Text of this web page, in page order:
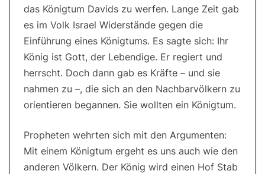
das Königtum Davids zu werfen. Lange Zeit gab
es im Volk Israel Widerstände gegen die
Einführung eines Königtums. Es sagte sich: Ihr
König ist Gott, der Lebendige. Er regiert und
herrscht. Doch dann gab es Kräfte – und sie
nahmen zu –, die sich an den Nachbarvölkern zu
orientieren begannen. Sie wollten ein Königtum.
Propheten wehrten sich mit den Argumenten:
Mit einem Königtum ergeht es uns auch wie den
anderen Völkern. Der König wird einen Hof Stab